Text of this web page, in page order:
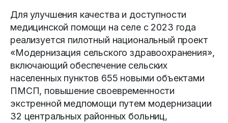
Для улучшения качества и доступности
медицинской помощи на селе с 2023 года
реализуется пилотный национальный проект
«Модернизация сельского здравоохранения»,
включающий обеспечение сельских
населенных пунктов 655 новыми объектами
ПМСП, повышение своевременности
экстренной медпомощи путем модернизации
32 центральных районных больниц,